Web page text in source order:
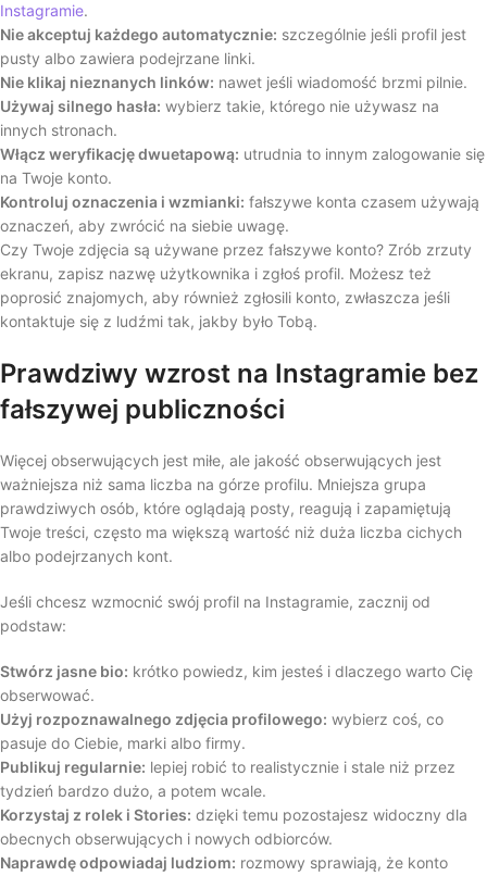
Instagramie.
Nie akceptuj każdego automatycznie: szczególnie jeśli profil jest
pusty albo zawiera podejrzane linki.
Nie klikaj nieznanych linków: nawet jeśli wiadomość brzmi pilnie.
Używaj silnego hasła: wybierz takie, którego nie używasz na
innych stronach.
Włącz weryfikację dwuetapową: utrudnia to innym zalogowanie się
na Twoje konto.
Kontroluj oznaczenia i wzmianki: fałszywe konta czasem używają
oznaczeń, aby zwrócić na siebie uwagę.
Czy Twoje zdjęcia są używane przez fałszywe konto? Zrób zrzuty
ekranu, zapisz nazwę użytkownika i zgłoś profil. Możesz też
poprosić znajomych, aby również zgłosili konto, zwłaszcza jeśli
kontaktuje się z ludźmi tak, jakby było Tobą.
Prawdziwy wzrost na Instagramie bez
fałszywej publiczności
Więcej obserwujących jest miłe, ale jakość obserwujących jest
ważniejsza niż sama liczba na górze profilu. Mniejsza grupa
prawdziwych osób, które oglądają posty, reagują i zapamiętują
Twoje treści, często ma większą wartość niż duża liczba cichych
albo podejrzanych kont.
Jeśli chcesz wzmocnić swój profil na Instagramie, zacznij od
podstaw:
Stwórz jasne bio: krótko powiedz, kim jesteś i dlaczego warto Cię
obserwować.
Użyj rozpoznawalnego zdjęcia profilowego: wybierz coś, co
pasuje do Ciebie, marki albo firmy.
Publikuj regularnie: lepiej robić to realistycznie i stale niż przez
tydzień bardzo dużo, a potem wcale.
Korzystaj z rolek i Stories: dzięki temu pozostajesz widoczny dla
obecnych obserwujących i nowych odbiorców.
Naprawdę odpowiadaj ludziom: rozmowy sprawiają, że konto